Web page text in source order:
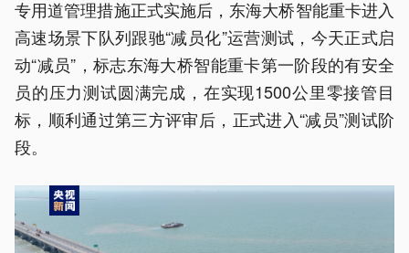
专用道管理措施正式实施后，东海大桥智能重卡进入
高速场景下队列跟驰“减员化”运营测试，今天正式启
动“减员”，标志东海大桥智能重卡第一阶段的有安全
员的压力测试圆满完成，在实现1500公里零接管目
标，顺利通过第三方评审后，正式进入“减员”测试阶
段。